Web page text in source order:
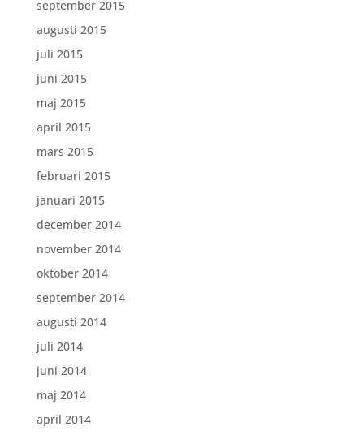
september 2015
augusti 2015
juli 2015
juni 2015
maj 2015
april 2015
mars 2015
februari 2015
januari 2015
december 2014
november 2014
oktober 2014
september 2014
augusti 2014
juli 2014
juni 2014
maj 2014
april 2014